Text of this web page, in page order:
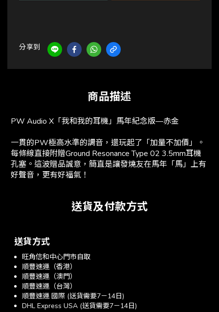
分享到
商品描述
PW Audio X「我和我的耳機」馬年紀念版—赤金
一貫的PW極高水準的調音，還玩起了「加量不加價」。
每條線直接附贈Ground Resonance Type 02 3.5mm耳機
孔塞。這波贈品誠意，簡直是讓發燒友在馬年「馬」上有
好聲音，更有好福氣！
送貨及付款方式
送貨方式
旺角信和中心門市自取
順豐速運（香港）
順豐速運（澳門）
順豐速運（台灣）
順豐速運 國際 (送貨需要7－14日)
DHL Express USA (送貨需要7－14日)